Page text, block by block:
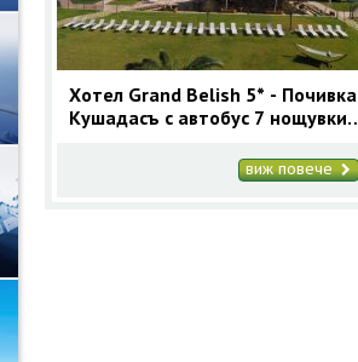
Хотел Grand Belish 5* - Почивка
Кушадасъ с автобус 7 нощувки
виж повече